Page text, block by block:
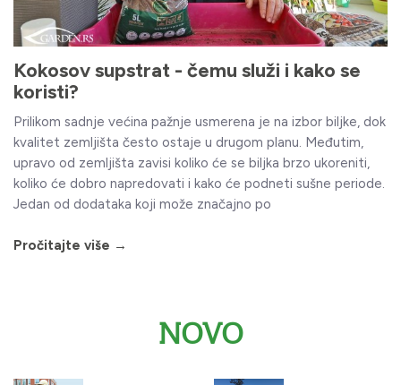
Kokosov supstrat - čemu služi i kako se
koristi?
Prilikom sadnje većina pažnje usmerena je na izbor biljke, dok
kvalitet zemljišta često ostaje u drugom planu. Međutim,
upravo od zemljišta zavisi koliko će se biljka brzo ukoreniti,
koliko će dobro napredovati i kako će podneti sušne periode.
Jedan od dodataka koji može značajno po
Pročitajte više →
NOVO